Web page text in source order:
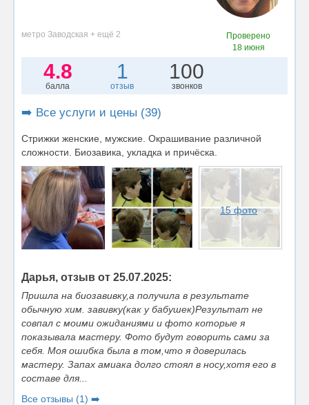
метро Заводская + ещё 2
Проверено
18 июня
4.8
балла
1
отзыв
100
звонков
➡️ Все услуги и цены (39)
Стрижки женские, мужские. Окрашивание различной
сложности. Биозавика, укладка и причёска.
15 фото
Дарья, отзыв от 25.07.2025:
Пришла на биозавивку,а получила в результате
обычную хим. завивку(как у бабушек)Результат не
совпал с моими ожиданиями и фото которые я
показывала мастеру. Фото будут говорить сами за
себя. Моя ошибка была в том,что я доверилась
мастеру. Запах амиака долго стоял в носу,хотя его в
составе для...
Все отзывы (1) ➡️